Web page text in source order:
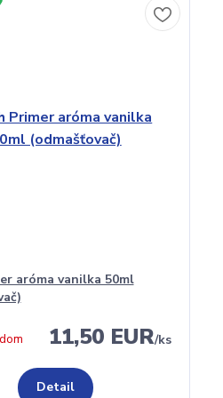
aróma vanilka 50ml
11,50 EUR/ks
Detail